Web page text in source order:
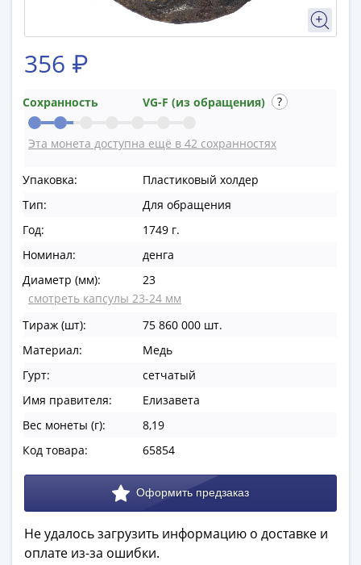
ВОВ
Человек
Города-
герои
Оружие
Победы
Олимпиада
Сочи
2014
футболу
2018
события
Архитектура
книга
Личности
Мультипликация
356 ₽
Сохранность VG-F (из обращения)
Эта монета доступна ещё в 42 сохранностях
Упаковка:
Пластиковый холдер
Тип:
Для обращения
Год:
1749 г.
Номинал:
денга
Диаметр (мм):
23
смотреть капсулы 23-24 мм
Тираж (шт):
75 860 000 шт.
Материал:
Медь
Гурт:
сетчатый
Имя правителя:
Елизавета
Вес монеты (г):
8,19
Код товара:
65854
Не удалось загрузить информацию о доставке и
оплате из-за ошибки.